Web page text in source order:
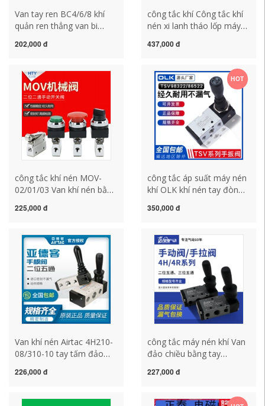
Van tay ren BC4/6/8 khí
quản ren thẳng van bi
xoay tay khí nén dòng
công tắc hành trình khí
nén
202,000 đ
công tắc khí Công tắc khí
nén xi lanh tháo lốp máy
trí 5 chiều tháo lốp phụ
tay công tắc khí công tắc
khí nén
437,000 đ
công tắc khí nén MOV-
02/01/03 Van khí nén bằng
nút nhấn van con lăn thì
suất máy nén khí công tắc
máy nén khí
225,000 đ
HOT
công tắc áp suất máy nén
khí OLK khí nén tay đòn
tay TSV98322S cao thấp
van khí SHAKO công tắc
máy nén khí công tắc khí
nén
350,000 đ
Van khí nén Airtac 4H210-
08/310-10 tay tấm đảo
tay khí nén năm chiều
226,000 đ
công tắc máy nén khí Van
đảo chiều bằng tay
4H310 Van tay 4R210-08
công tắc máy nén khí
227,000 đ